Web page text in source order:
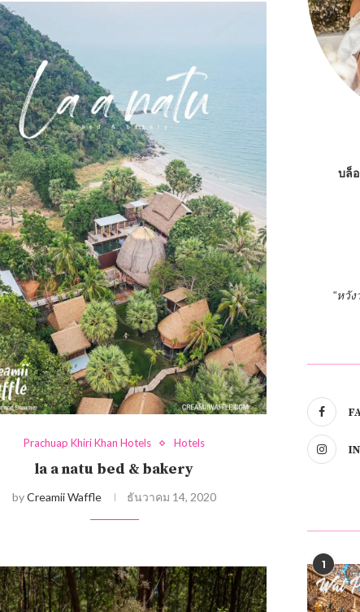
Prachuap Khiri Khan Hotels Hotels
la a natu bed & bakery
byCreamii Waffle ธันวาคม 14, 2020
บล็อ
"หวั
1